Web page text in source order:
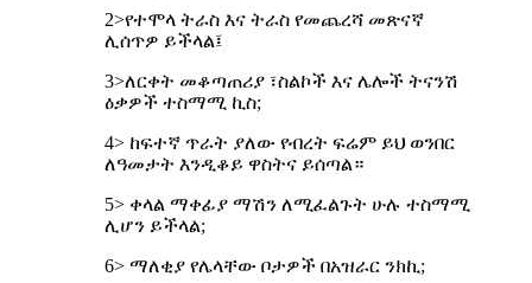
2>የተሞላ ትራስ እና ትራስ የመጨረሻ መጽናኛ
ሊሰጥዎ ይችላል፤
3>ለርቀት መቆጣጠሪያ ፣ስልኮች እና ሌሎች ትናንሽ
ዕቃዎች ተስማሚ ኪስ;
4> ከፍተኛ ጥራት ያለው የብረት ፍሬም ይህ ወንበር
ለዓመታት እንዲቆይ ዋስትና ይሰጣል።
5> ቀላል ማቀፊያ ማሽን ለሚፈልጉት ሁሉ ተስማሚ
ሊሆን ይችላል;
6> ማለቂያ የሌላቸው ቦታዎች በአዝራር ንክኪ;